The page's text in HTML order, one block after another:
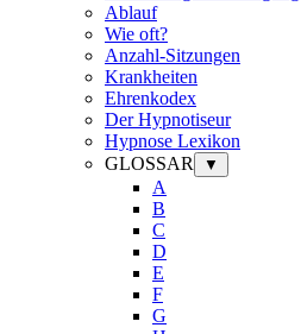
Ablauf
Wie oft?
Anzahl-Sitzungen
Krankheiten
Ehrenkodex
Der Hypnotiseur
Hypnose Lexikon
GLOSSAR
▼
A
B
C
D
E
F
G